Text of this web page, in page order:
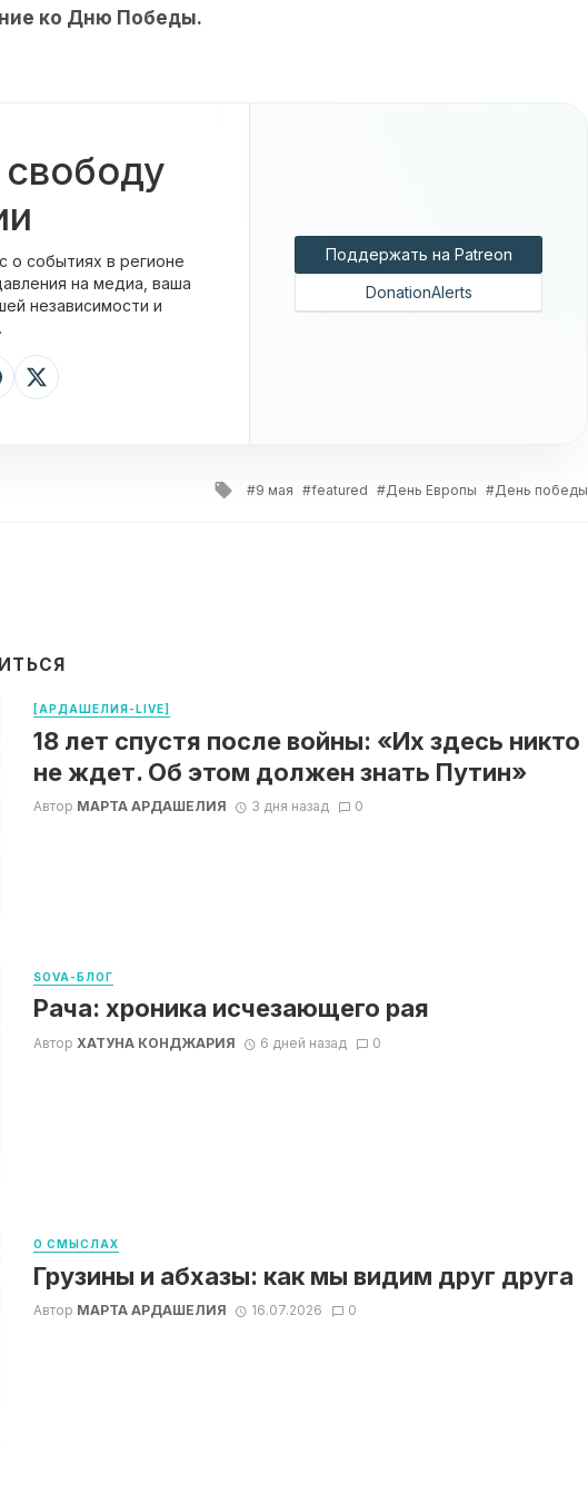
ко Дню Победы.
о событиях в регионе
на медиа, ваша
независимости и
Поддержать на Patreon
DonationAlerts
Tagged
9 мая featured День Европы День победы
[АРДАШЕЛИЯ-LIVE]
18 лет спустя после войны: «Их здесь никто
не ждет. Об этом должен знать Путин»
Автор МАРТА АРДАШЕЛИЯ 3 дня назад 0
SOVA-БЛОГ
Рача: хроника исчезающего рая
Автор ХАТУНА КОНДЖАРИЯ 6 дней назад 0
О СМЫСЛАХ
Грузины и абхазы: как мы видим друг друга
Автор МАРТА АРДАШЕЛИЯ 16.07.2026 0